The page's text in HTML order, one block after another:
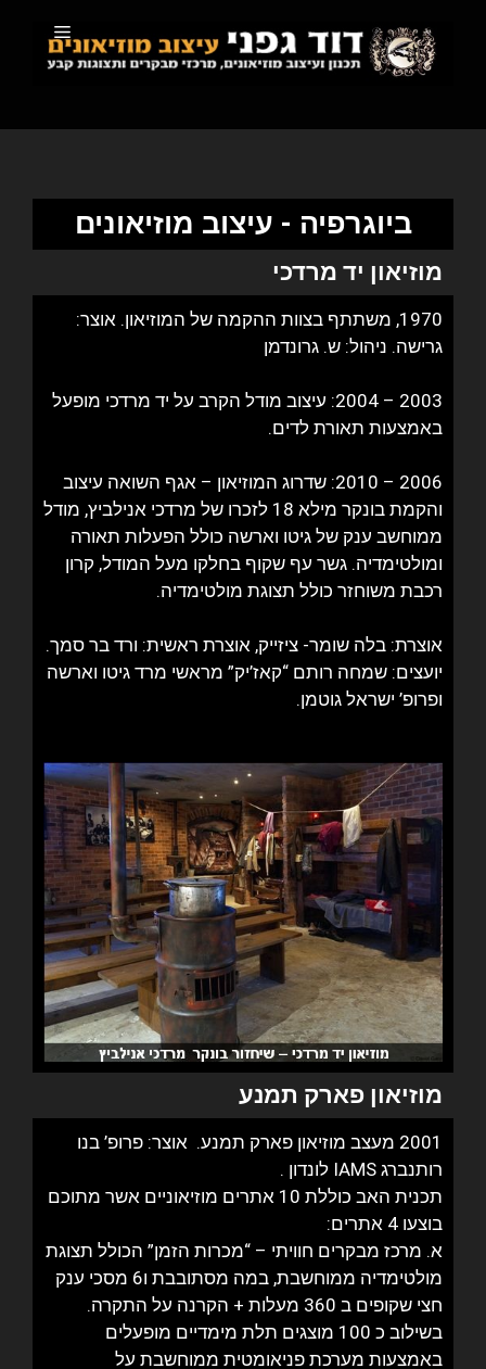
ביוגרפיה - עיצוב מוזיאונים
מוזיאון יד מרדכי
1970, משתתף בצוות ההקמה של המוזיאון. אוצר:
גרישה. ניהול: ש. גרונדמן
2003 – 2004: עיצוב מודל הקרב על יד מרדכי מופעל
באמצעות תאורת לדים.
2006 – 2010: שדרוג המוזיאון – אגף השואה עיצוב
והקמת בונקר מילא 18 לזכרו של מרדכי אנילביץ, מודל
ממוחשב ענק של גיטו וארשה כולל הפעלות תאורה
ומולטימדיה. גשר עף שקוף בחלקו מעל המודל, קרון
רכבת משוחזר כולל תצוגת מולטימדיה.
אוצרת: בלה שומר- ציזייק, אוצרת ראשית: ורד בר סמך.
יועצים: שמחה רותם “קאז’יק” מראשי מרד גיטו וארשה
ופרופ’ ישראל גוטמן.
מוזיאון פארק תמנע
2001 מעצב מוזיאון פארק תמנע. אוצר: פרופ’ בנו
רותנברג IAMS לונדון .
תכנית האב כוללת 10 אתרים מוזיאוניים אשר מתוכם
בוצעו 4 אתרים:
א. מרכז מבקרים חוויתי – “מכרות הזמן” הכולל תצוגת
מולטימדיה ממוחשבת, במה מסתובבת ו6 מסכי ענק
חצי שקופים ב 360 מעלות + הקרנה על התקרה.
בשילוב כ 100 מוצגים תלת מימדיים מופעלים
באמצעות מערכת פניאומטית ממוחשבת על